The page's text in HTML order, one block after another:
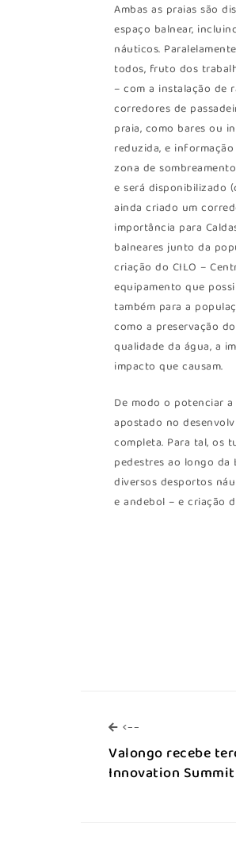
Ambas as praias são
espaço balnear,
náuticos.
todos, fruto dos
– com a instalação de
corredores de
praia, como bares ou
reduzida, e
zona de
e será disponibilizado
ainda criado um
importância para
balneares junto da
criação do CILO –
equipamento que
também para a
como a preservação
qualidade da água, a
impacto que causam.
De modo o potenciar
apostado no
completa. Para tal, os
pedestres ao longo da
diversos desportos
e andebol – e criação
<--
Valongo recebe
Innovation Summit